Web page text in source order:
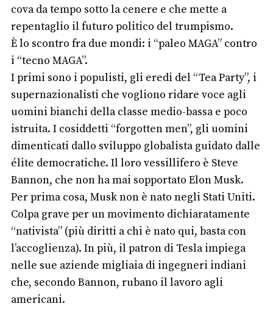
cova da tempo sotto la cenere e che mette a
repentaglio il futuro politico del trumpismo.
È lo scontro fra due mondi: i “paleo MAGA” contro
i “tecno MAGA”.
I primi sono i populisti, gli eredi del “Tea Party”, i
supernazionalisti che vogliono ridare voce agli
uomini bianchi della classe medio-bassa e poco
istruita. I cosiddetti “forgotten men”, gli uomini
dimenticati dallo sviluppo globalista guidato dalle
élite democratiche. Il loro vessillifero è Steve
Bannon, che non ha mai sopportato Elon Musk.
Per prima cosa, Musk non è nato negli Stati Uniti.
Colpa grave per un movimento dichiaratamente
“nativista” (più diritti a chi è nato qui, basta con
l’accoglienza). In più, il patron di Tesla impiega
nelle sue aziende migliaia di ingegneri indiani
che, secondo Bannon, rubano il lavoro agli
americani.